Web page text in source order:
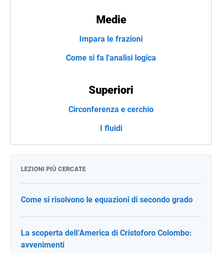
Medie
Impara le frazioni
Come si fa l'analisi logica
Superiori
Circonferenza e cerchio
I fluidi
LEZIONI PIÙ CERCATE
Come si risolvono le equazioni di secondo grado
La scoperta dell’America di Cristoforo Colombo:
avvenimenti